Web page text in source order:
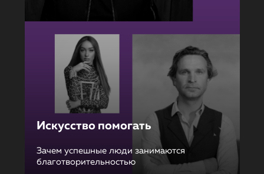
Искусство помогать
Зачем успешные люди занимаются
благотворительностью